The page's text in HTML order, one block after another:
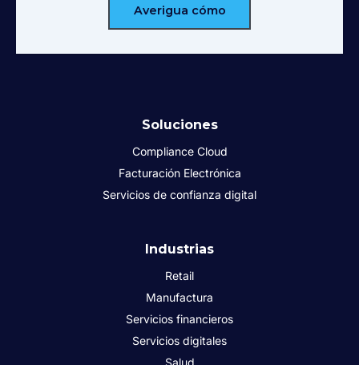
Averigua cómo
Soluciones
Compliance Cloud
Facturación Electrónica
Servicios de confianza digital
Industrias
Retail
Manufactura
Servicios financieros
Servicios digitales
Salud